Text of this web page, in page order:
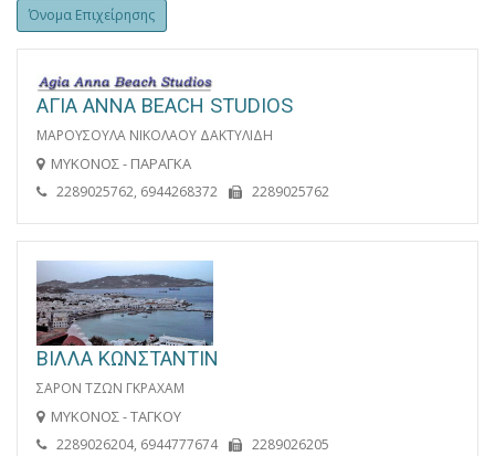
Όνομα Επιχείρησης
AΓIA ANNA BEACH STUDIOS
ΜΑΡΟΥΣΟΥΛΑ ΝΙΚΟΛΑΟΥ ΔΑΚΤΥΛΙΔΗ
ΜΥΚΟΝΟΣ - ΠΑΡΑΓΚΑ
2289025762, 6944268372 2289025762
ΒΙΛΛΑ ΚΩΝΣΤΑΝΤΙΝ
ΣΑΡΟΝ ΤΖΩΝ ΓΚΡΑΧΑΜ
ΜΥΚΟΝΟΣ - ΤΑΓΚΟΥ
2289026204, 6944777674 2289026205